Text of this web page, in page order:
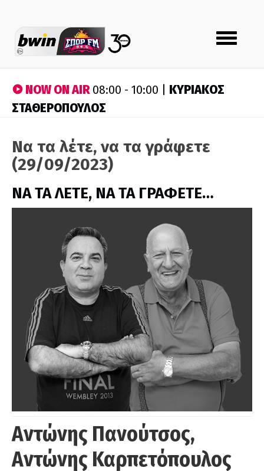
Toggle
navigation
NOW ON AIR08:00 - 10:00 | ΚΥΡΙΑΚΟΣ
ΣΤΑΘΕΡΟΠΟΥΛΟΣ
Να τα λέτε, να τα γράφετε
(29/09/2023)
ΝΑ ΤΑ ΛΕΤΕ, ΝΑ ΤΑ ΓΡΑΦΕΤΕ…
Αντώνης Πανούτσος,
Αντώνης Καρπετόπουλος